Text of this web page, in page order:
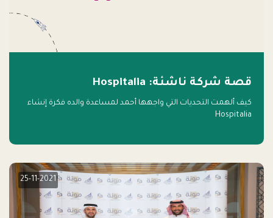
قصة شركة ناشئة: Hospitalia
كيف ألهمت التحديات التي واجهها أحمد لمساعدة والده فكرة إنشاء
Hospitalia
25-11-2021